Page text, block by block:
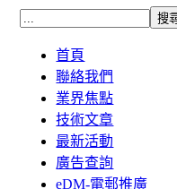
首頁
聯絡我們
業界焦點
技術文章
最新活動
廣告查詢
eDM-電郵推廣